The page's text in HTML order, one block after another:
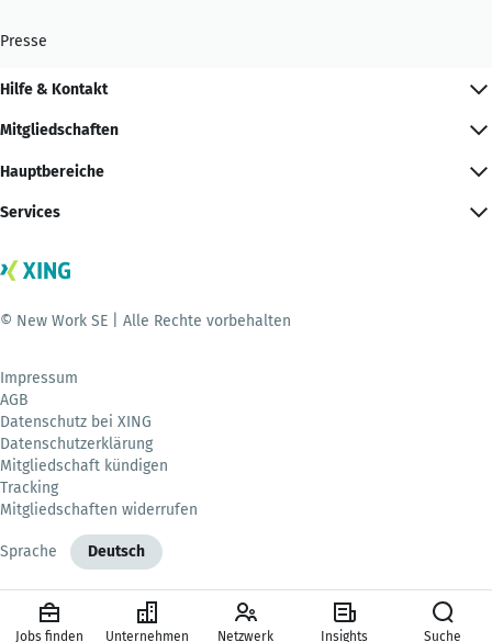
Presse
Hilfe & Kontakt
Mitgliedschaften
Hauptbereiche
Services
© New Work SE | Alle Rechte vorbehalten
Impressum
AGB
Datenschutz bei XING
Datenschutzerklärung
Mitgliedschaft kündigen
Tracking
Mitgliedschaften widerrufen
Sprache Deutsch
Jobs finden Unternehmen Netzwerk Insights Suche